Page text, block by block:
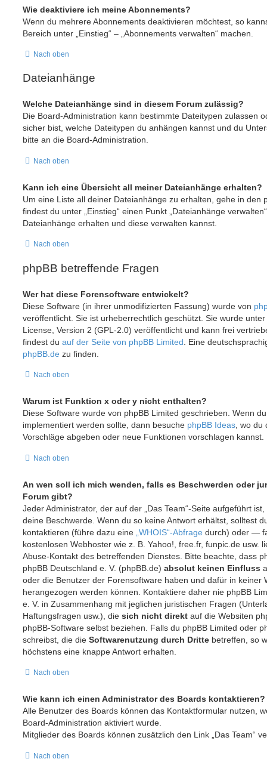
Wie deaktiviere ich meine Abonnements?
Wenn du mehrere Abonnements deaktivieren möchtest, so
Bereich unter „Einstieg“ – „Abonnements verwalten“ machen.
Nach oben
Dateianhänge
Welche Dateianhänge sind in diesem Forum zulässig?
Die Board-Administration kann bestimmte Dateitypen zulassen
sicher bist, welche Dateitypen du anhängen kannst und du
bitte an die Board-Administration.
Nach oben
Kann ich eine Übersicht all meiner Dateianhänge erhalten?
Um eine Liste all deiner Dateianhänge zu erhalten, gehe in den
findest du unter „Einstieg“ einen Punkt „Dateianhänge
Dateianhänge erhalten und diese verwalten kannst.
Nach oben
phpBB betreffende Fragen
Wer hat diese Forensoftware entwickelt?
Diese Software (in ihrer unmodifizierten Fassung) wurde von
veröffentlicht. Sie ist urheberrechtlich geschützt. Sie wurde
License, Version 2 (GPL-2.0) veröffentlicht und kann frei
findest du auf der Seite von phpBB Limited . Eine
phpBB.de zu finden.
Nach oben
Warum ist Funktion x oder y nicht enthalten?
Diese Software wurde von phpBB Limited geschrieben. Wenn
implementiert werden sollte, dann besuche phpBB Ideas, wo du
Vorschläge abgeben oder neue Funktionen vorschlagen kannst.
Nach oben
An wen soll ich mich wenden, falls es Beschwerden oder
Forum gibt?
Jeder Administrator, der auf der „Das Team“-Seite aufgeführt
deine Beschwerde. Wenn du so keine Antwort erhältst, solltest
kontaktieren (führe dazu eine „WHOIS“-Abfrage durch) oder —
kostenlosen Webhoster wie z. B. Yahoo!, free.fr, funpic.de
Abuse-Kontakt des betreffenden Dienstes. Bitte beachte, dass
phpBB Deutschland e. V. (phpBB.de) absolut keinen Einfluss
oder die Benutzer der Forensoftware haben und dafür in keiner
herangezogen werden können. Kontaktiere daher nie phpBB
e. V. in Zusammenhang mit jeglichen juristischen Fragen
Haftungsfragen usw.), die sich nicht direkt auf die Websiten
phpBB-Software selbst beziehen. Falls du phpBB Limited oder
schreibst, die die Softwarenutzung durch Dritte betreffen, so
höchstens eine knappe Antwort erhalten.
Nach oben
Wie kann ich einen Administrator des Boards kontaktieren?
Alle Benutzer des Boards können das Kontaktformular nutzen,
Board-Administration aktiviert wurde.
Mitglieder des Boards können zusätzlich den Link „Das Team“
Nach oben